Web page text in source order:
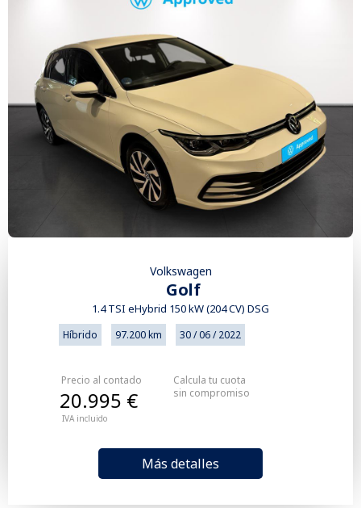
Volkswagen
Golf
1.4 TSI eHybrid 150 kW (204 CV) DSG
Híbrido 97.200 km 30 / 06 / 2022
Precio al contado
IVA incluido
20.995 €
Más detalles
Calcula tu cuota
sin compromiso